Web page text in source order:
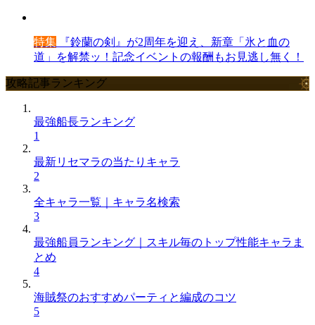
特集 『鈴蘭の剣』が2周年を迎え、新章「氷と血の
道」を解禁ッ！記念イベントの報酬もお見逃し無く！
攻略記事ランキング
最強船長ランキング
1
最新リセマラの当たりキャラ
2
全キャラ一覧｜キャラ名検索
3
最強船員ランキング｜スキル毎のトップ性能キャラま
とめ
4
海賊祭のおすすめパーティと編成のコツ
5